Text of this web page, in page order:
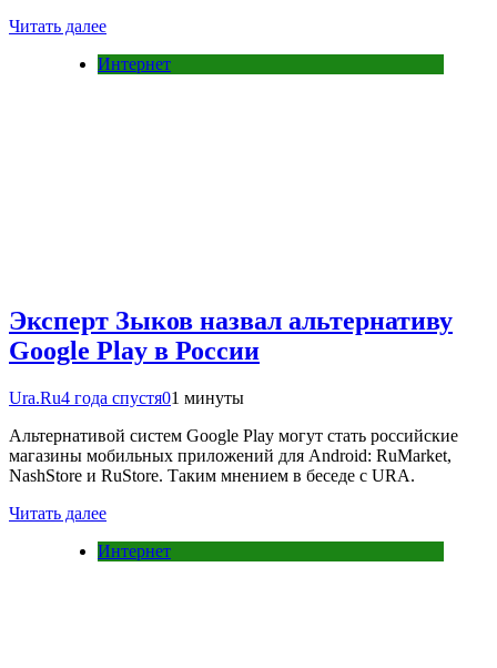
Читать далее
Интернет
Эксперт Зыков назвал альтернативу
Google Play в России
Ura.Ru4 года спустя01 минуты
Альтернативой систем Google Play могут стать российские
магазины мобильных приложений для Android: RuMarket,
NashStore и RuStore. Таким мнением в беседе с URA.
Читать далее
Интернет